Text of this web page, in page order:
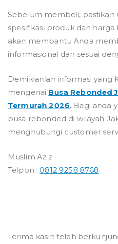
Sebelum membeli, pastikan
spesifikasi produk dan
akan membantu Anda
informasional dan sesuai
Demikianlah informasi yang
mengenai Busa Rebonded
Termurah 2026. Bagi anda
busa rebonded di wilayah
menghubungi customer
Muslim Aziz
Telpon :0812 9258 8768
Terima kasih telah